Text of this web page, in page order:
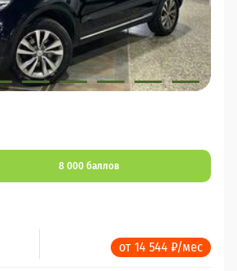
8 000 баллов
от 14 544 ₽/мес